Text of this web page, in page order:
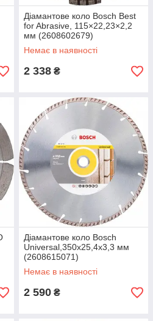
Діамантове коло Bosch Best
for Abrasive, 115×22,23×2,2
мм (2608602679)
Немає в наявності
2 338 ₴
Діамантове коло Bosch
Universal,350x25,4x3,3 мм
(2608615071)
Немає в наявності
2 590 ₴